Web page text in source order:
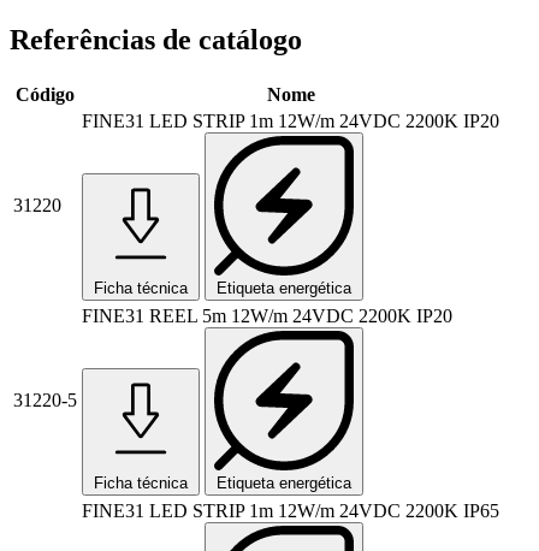
Referências de catálogo
Código Nome
31220
FINE31 LED STRIP 1m 12W/m 24VDC 2200K IP20
Ficha técnica Etiqueta energética
31220-5
FINE31 REEL 5m 12W/m 24VDC 2200K IP20
Ficha técnica Etiqueta energética
FINE31 LED STRIP 1m 12W/m 24VDC 2200K IP65